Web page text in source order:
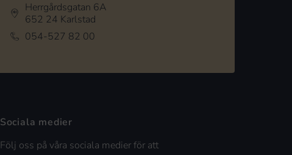
Herrgårdsgatan 6A
652 24 Karlstad
054-527 82 00
Sociala medier
Följ oss på våra sociala medier för att